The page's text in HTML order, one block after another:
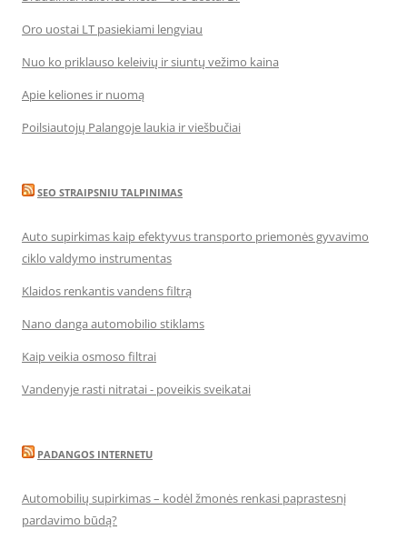
Oro uostai LT pasiekiami lengviau
Nuo ko priklauso keleivių ir siuntų vežimo kaina
Apie keliones ir nuomą
Poilsiautojų Palangoje laukia ir viešbučiai
SEO STRAIPSNIU TALPINIMAS
Auto supirkimas kaip efektyvus transporto priemonės gyvavimo
ciklo valdymo instrumentas
Klaidos renkantis vandens filtrą
Nano danga automobilio stiklams
Kaip veikia osmoso filtrai
Vandenyje rasti nitratai - poveikis sveikatai
PADANGOS INTERNETU
Automobilių supirkimas – kodėl žmonės renkasi paprastesnį
pardavimo būdą?